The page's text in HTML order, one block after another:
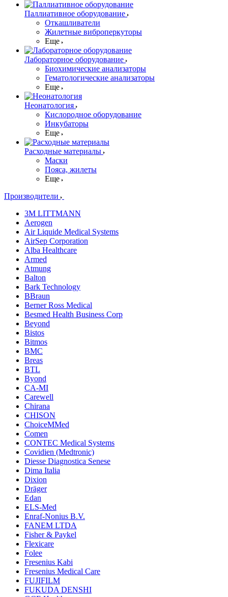
Паллиативное оборудование
Откашливатели
Жилетные виброперкуторы
Еще
Лабораторное оборудование
Биохимические анализаторы
Гематологические анализаторы
Еще
Неонатология
Кислородное оборудование
Инкубаторы
Еще
Расходные материалы
Маски
Пояса, жилеты
Еще
Производители
3M LITTMANN
Aerogen
Air Liquide Medical Systems
AirSep Corporation
Alba Healthcare
Armed
Atmung
Balton
Bark Technology
BBraun
Berner Ross Medical
Besmed Health Business Corp
Beyond
Bistos
Bitmos
BMC
Breas
BTL
Byond
CA-MI
Carewell
Chirana
CHISON
ChoiceMMed
Comen
CONTEC Medical Systems
Covidien (Medtronic)
Diesse Diagnostica Senese
Dima Italia
Dixion
Dräger
Edan
ELS-Med
Enraf-Nonius B.V.
FANEM LTDA
Fisher & Paykel
Flexicare
Folee
Fresenius Kabi
Fresenius Medical Care
FUJIFILM
FUKUDA DENSHI